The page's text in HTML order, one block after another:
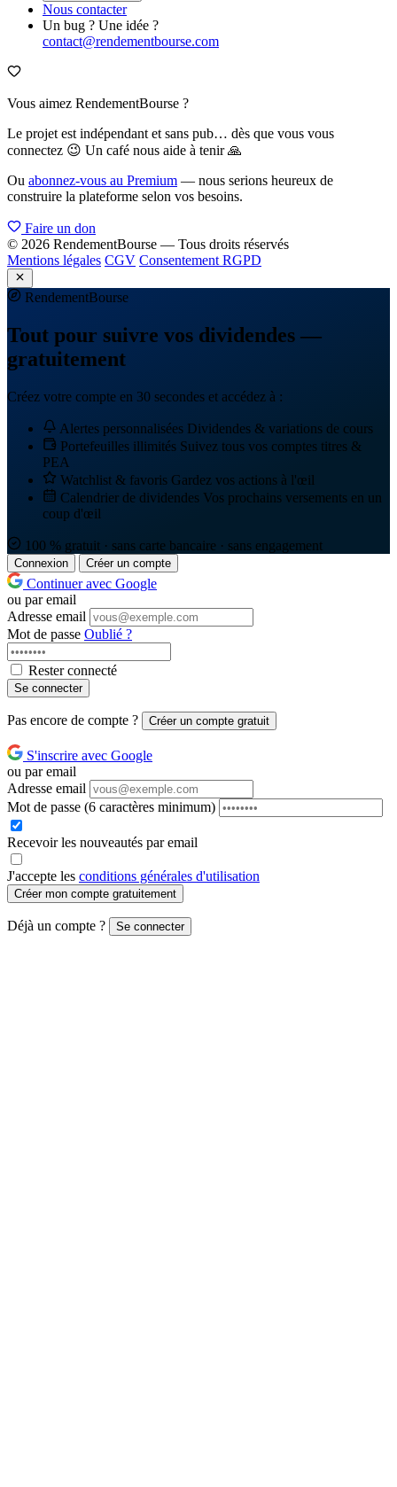
Nous contacter
Un bug ? Une idée ?
contact@rendementbourse.com
Vous aimez RendementBourse ?
Le projet est indépendant et sans pub… dès que vous vous
connectez 😉 Un café nous aide à tenir 🙏
Ou abonnez-vous au Premium — nous serions heureux de
construire la plateforme selon vos besoins.
Faire un don
© 2026 RendementBourse — Tous droits réservés
Mentions légales CGV Consentement RGPD
RendementBourse
Tout pour suivre vos dividendes —
gratuitement
Créez votre compte en 30 secondes et accédez à :
Alertes personnalisées Dividendes & variations de cours
Portefeuilles illimités Suivez tous vos comptes titres &
PEA
Watchlist & favoris Gardez vos actions à l'œil
Calendrier de dividendes Vos prochains versements en un
coup d'œil
100 % gratuit · sans carte bancaire · sans engagement
Connexion Créer un compte
Continuer avec Google
ou par email
Adresse email
Mot de passe Oublié ?
Rester connecté
Se connecter
Pas encore de compte ? Créer un compte gratuit
S'inscrire avec Google
ou par email
Adresse email
Mot de passe (6 caractères minimum)
Recevoir les nouveautés par email
J'accepte les conditions générales d'utilisation
Créer mon compte gratuitement
Déjà un compte ? Se connecter